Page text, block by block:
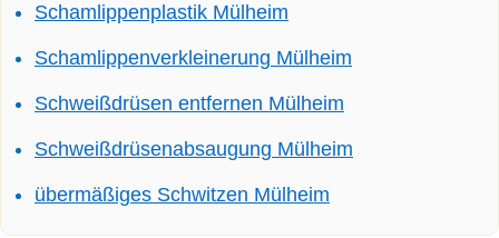
Schamlippenplastik Mülheim
Schamlippenverkleinerung Mülheim
Schweißdrüsen entfernen Mülheim
Schweißdrüsenabsaugung Mülheim
übermäßiges Schwitzen Mülheim